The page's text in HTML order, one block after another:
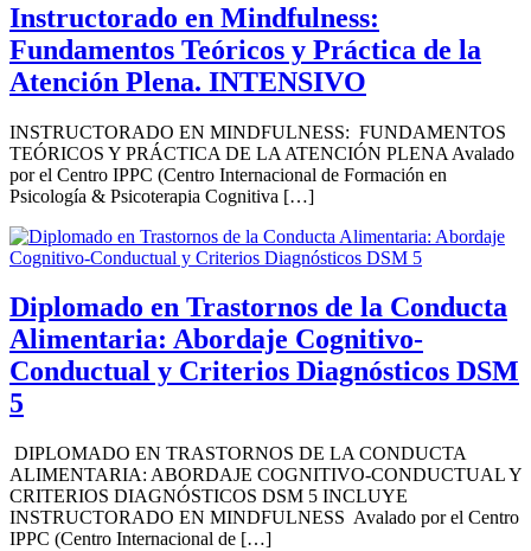
Instructorado en Mindfulness:
Fundamentos Teóricos y Práctica de la
Atención Plena. INTENSIVO
INSTRUCTORADO EN MINDFULNESS: FUNDAMENTOS
TEÓRICOS Y PRÁCTICA DE LA ATENCIÓN PLENA Avalado
por el Centro IPPC (Centro Internacional de Formación en
Psicología & Psicoterapia Cognitiva […]
Diplomado en Trastornos de la Conducta
Alimentaria: Abordaje Cognitivo-
Conductual y Criterios Diagnósticos DSM
5
DIPLOMADO EN TRASTORNOS DE LA CONDUCTA
ALIMENTARIA: ABORDAJE COGNITIVO-CONDUCTUAL Y
CRITERIOS DIAGNÓSTICOS DSM 5 INCLUYE
INSTRUCTORADO EN MINDFULNESS Avalado por el Centro
IPPC (Centro Internacional de […]